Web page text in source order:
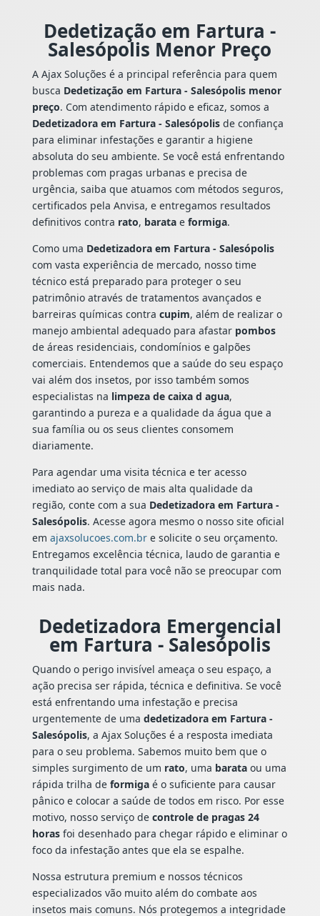
Dedetização em Fartura -
Salesópolis Menor Preço
A Ajax Soluções é a principal referência para quem
busca Dedetização em Fartura - Salesópolis menor
preço. Com atendimento rápido e eficaz, somos a
Dedetizadora em Fartura - Salesópolisde confiança
para eliminar infestações e garantir a higiene
absoluta do seu ambiente. Se você está enfrentando
problemas com pragas urbanas e precisa de
urgência, saiba que atuamos com métodos seguros,
certificados pela Anvisa, e entregamos resultados
definitivos contra rato, baratae formiga.
Como uma Dedetizadora em Fartura - Salesópolis
com vasta experiência de mercado, nosso time
técnico está preparado para proteger o seu
patrimônio através de tratamentos avançados e
barreiras químicas contra cupim, além de realizar o
manejo ambiental adequado para afastar pombos
de áreas residenciais, condomínios e galpões
comerciais. Entendemos que a saúde do seu espaço
vai além dos insetos, por isso também somos
especialistas na limpeza de caixa d agua,
garantindo a pureza e a qualidade da água que a
sua família ou os seus clientes consomem
diariamente.
Para agendar uma visita técnica e ter acesso
imediato ao serviço de mais alta qualidade da
região, conte com a sua Dedetizadora em Fartura -
Salesópolis. Acesse agora mesmo o nosso site oficial
em ajaxsolucoes.com.bre solicite o seu orçamento.
Entregamos excelência técnica, laudo de garantia e
tranquilidade total para você não se preocupar com
mais nada.
Dedetizadora Emergencial
em Fartura - Salesópolis
Quando o perigo invisível ameaça o seu espaço, a
ação precisa ser rápida, técnica e definitiva. Se você
está enfrentando uma infestação e precisa
urgentemente de uma dedetizadora em Fartura -
Salesópolis, a Ajax Soluções é a resposta imediata
para o seu problema. Sabemos muito bem que o
simples surgimento de um rato, uma barataou uma
rápida trilha de formigaé o suficiente para causar
pânico e colocar a saúde de todos em risco. Por esse
motivo, nosso serviço de controle de pragas 24
horasfoi desenhado para chegar rápido e eliminar o
foco da infestação antes que ela se espalhe.
Nossa estrutura premium e nossos técnicos
especializados vão muito além do combate aos
insetos mais comuns. Nós protegemos a integridade